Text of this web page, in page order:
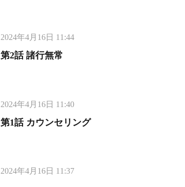
2024年4月16日 11:44
第2話 諸行無常
2024年4月16日 11:40
第1話 カウンセリング
2024年4月16日 11:37